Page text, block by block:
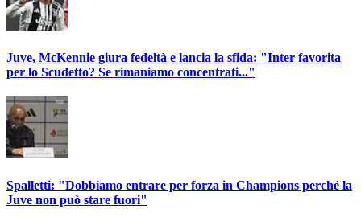
Juve, McKennie giura fedeltà e lancia la sfida: "Inter favorita
per lo Scudetto? Se rimaniamo concentrati..."
Spalletti: "Dobbiamo entrare per forza in Champions perché la
Juve non può stare fuori"